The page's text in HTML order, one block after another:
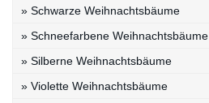
» Schwarze Weihnachtsbäume
» Schneefarbene Weihnachtsbäume
» Silberne Weihnachtsbäume
» Violette Weihnachtsbäume